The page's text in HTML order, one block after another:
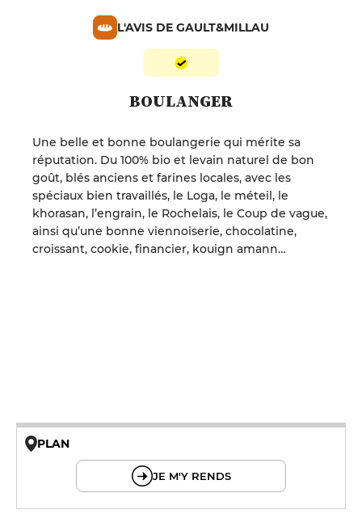
L'AVIS DE GAULT&MILLAU
BOULANGER
Une belle et bonne boulangerie qui mérite sa
réputation. Du 100% bio et levain naturel de bon
goût, blés anciens et farines locales, avec les
spéciaux bien travaillés, le Loga, le méteil, le
khorasan, l’engrain, le Rochelais, le Coup de vague,
ainsi qu’une bonne viennoiserie, chocolatine,
croissant, cookie, financier, kouign amann…
PLAN
JE M'Y RENDS